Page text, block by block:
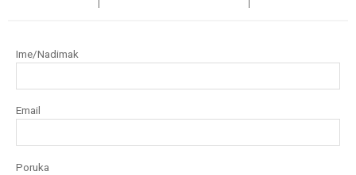
Ime/Nadimak
Email
Poruka